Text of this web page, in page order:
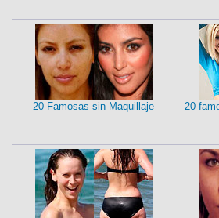
20 Famosas sin Maquillaje
20